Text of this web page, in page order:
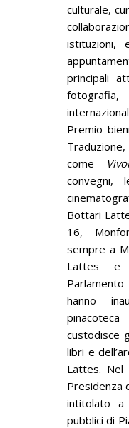
culturale,
istituzioni,
principali
Premio
come
convegni,
Bottari
16,
sempre a
Lattes e
hanno
custodisce
libri e
Lattes.
Presidenza
intitolato
pubblici di